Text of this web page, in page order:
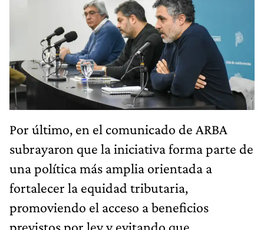
Por último, en el comunicado de ARBA
subrayaron que la iniciativa forma parte de
una política más amplia orientada a
fortalecer la equidad tributaria,
promoviendo el acceso a beneficios
previstos por ley y evitando que